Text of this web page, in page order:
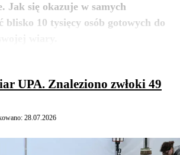
Jak się okazuje w samych
blisko 10 tysięcy osób gotowych do
zobacz więcej
UPA. Znaleziono zwłoki 49
28.07.2026